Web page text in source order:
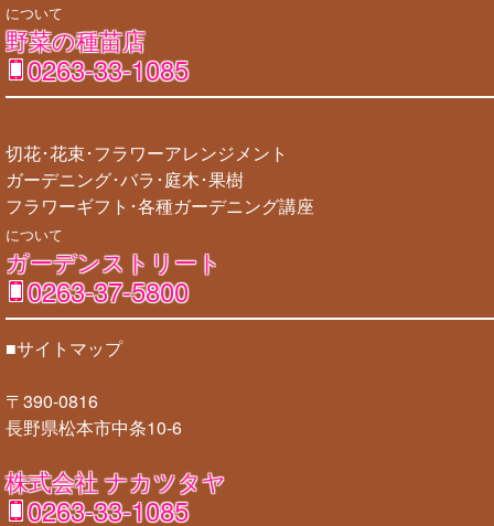
について
野菜の種苗店
0263-33-1085
切花･花束･フラワーアレンジメント
ガーデニング･バラ･庭木･果樹
フラワーギフト･各種ガーデニング講座
について
ガーデンストリート
0263-37-5800
■サイトマップ
〒390-0816
長野県松本市中条10-6
株式会社 ナカツタヤ
0263-33-1085